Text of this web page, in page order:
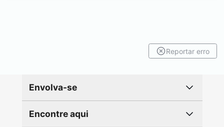
Reportar erro
Envolva-se
Encontre aqui